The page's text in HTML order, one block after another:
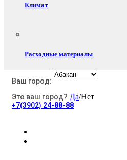
Климат
Расходные материалы
Электротовары
Ваш город:
Это ваш город? Да/Нет
+7(3902) 24-88-88